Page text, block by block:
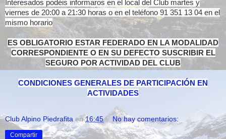
Interesados podéis informaros en el local del Club martes y
viernes de 20:00 a 21:30 horas o en el teléfono 91 351 13 04 en el
mismo horario
ES OBLIGATORIO ESTAR FEDERADO EN LA MODALIDAD
CORRESPONDIENTE O EN SU DEFECTO SUSCRIBIR EL
SEGURO POR ACTIVIDAD DEL CLUB
CONDICIONES GENERALES DE PARTICIPACIÓN EN
ACTIVIDADES
Club Alpino Piedrafita en16:45 No hay comentarios:
Compartir